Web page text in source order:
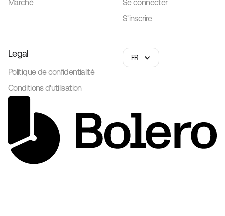
Marché
Se connecter
S'inscrire
Legal
Politique de confidentialité
Conditions d'utilisation
FR